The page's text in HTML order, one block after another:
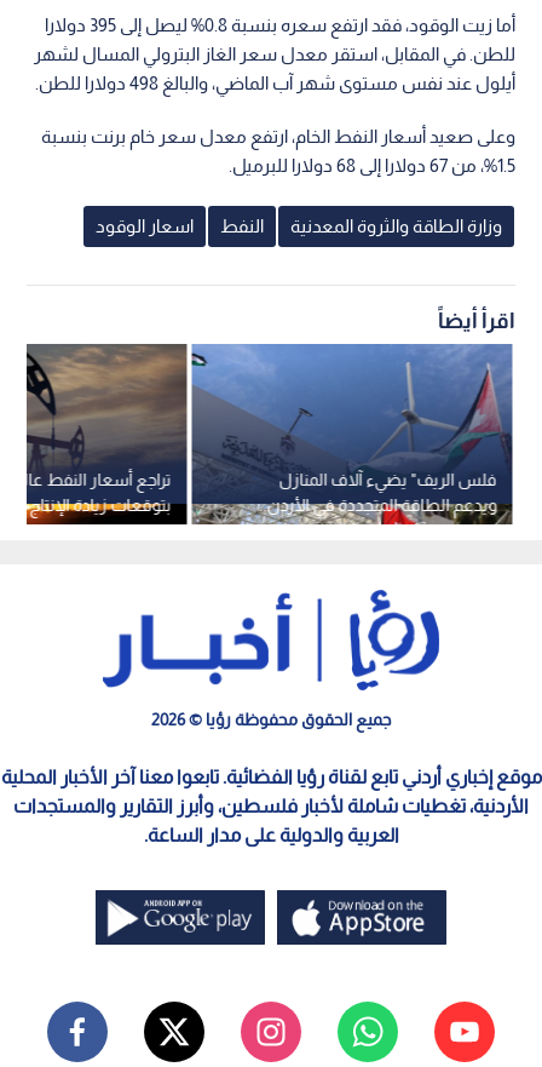
أما زيت الوقود، فقد ارتفع سعره بنسبة 0.8% ليصل إلى 395 دولارا
للطن. في المقابل، استقر معدل سعر الغاز البترولي المسال لشهر
أيلول عند نفس مستوى شهر آب الماضي، والبالغ 498 دولارا للطن.
وعلى صعيد أسعار النفط الخام، ارتفع معدل سعر خام برنت بنسبة
1.5%، من 67 دولارا إلى 68 دولارا للبرميل.
وزارة الطاقة والثروة المعدنية النفط اسعار الوقود
اقرأ أيضاً
تراجع أسعار النفط
بتوقعات زيادة الإنتاج
فلس الريف" يضيء آلاف المنازل
ويدعم الطاقة المتجددة في الأردن..
بالأرقام
جميع الحقوق محفوظة رؤيا © 2026
موقع إخباري أردني تابع لقناة رؤيا الفضائية. تابعوا معنا آخر الأخبار المحلية
الأردنية، تغطيات شاملة لأخبار فلسطين، وأبرز التقارير والمستجدات
العربية والدولية على مدار الساعة.